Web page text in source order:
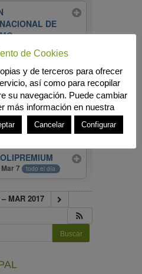
DE
5 todo el día
en Derecho
y Alimentario@
las 2:27 pm – Oct 31 a
pm
Mar 7 todo el día
MAR 2017
de Cookies
y de terceros para ofrecer
así como para recopilar
su navegación. Puede cambiar
más información en nuestra
Cancelar Configurar